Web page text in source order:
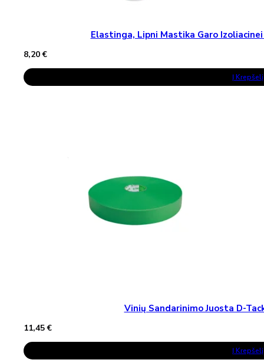
Elastinga, Lipni Mastika Garo Izoliacinei
8,20€
Į Krepšelį
Vinių Sandarinimo Juosta D-
11,45€
Į Krepšelį